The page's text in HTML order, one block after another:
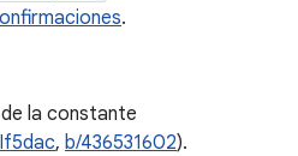
.
la constante
If5dac, b/436531602).